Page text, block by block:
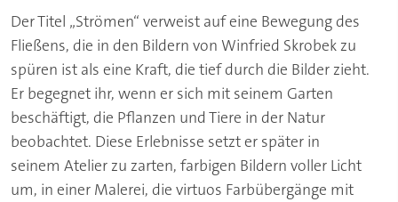
Der Titel „Strömen“ verweist auf eine Bewegung des
Fließens, die in den Bildern von Winfried Skrobek zu
spüren ist als eine Kraft, die tief durch die Bilder zieht.
Er begegnet ihr, wenn er sich mit seinem Garten
beschäftigt, die Pflanzen und Tiere in der Natur
beobachtet. Diese Erlebnisse setzt er später in
seinem Atelier zu zarten, farbigen Bildern voller Licht
um, in einer Malerei, die virtuos Farbübergänge mit